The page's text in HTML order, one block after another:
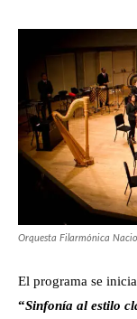
Orquesta Filarmónica
El programa se
“Sinfonía al estilo